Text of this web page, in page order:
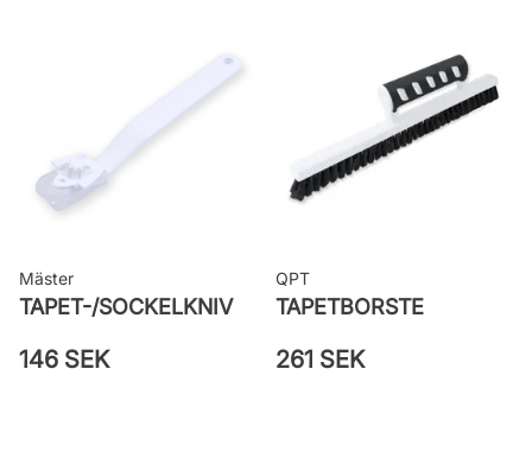
Mäster
TAPET-/SOCKELKNIV
146 SEK
QPT
TAPETBORSTE
261 SEK